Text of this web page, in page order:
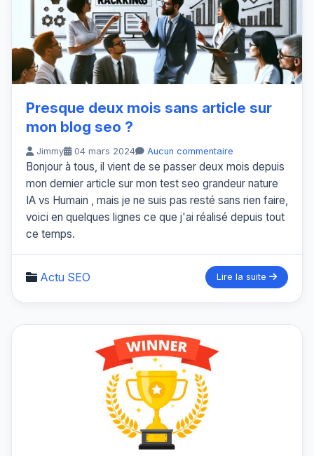
Presque deux mois sans article sur
mon blog seo ?
Jimmy 04 mars 2024 Aucun commentaire
Bonjour à tous, il vient de se passer deux mois depuis
mon dernier article sur mon test seo grandeur nature
IA vs Humain , mais je ne suis pas resté sans rien faire,
voici en quelques lignes ce que j'ai réalisé depuis tout
ce temps.
Actu SEO Lire la suite